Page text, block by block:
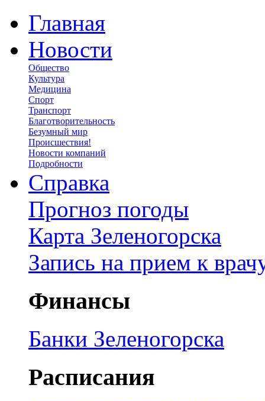
Главная
Новости
Общество
Культура
Медицина
Спорт
Транспорт
Благотворительность
Безумный мир
Происшествия!
Новости компаний
Подробности
Справка
Прогноз погоды
Карта Зеленогорска
Запись на прием к
Финансы
Банки Зеленогорска
Расписания